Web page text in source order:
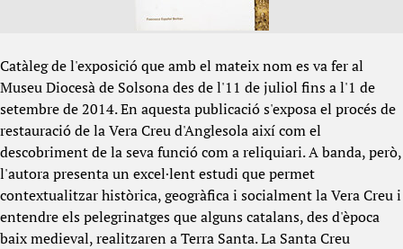
Catàleg de l'exposició que amb el mateix nom es va fer al
Museu Diocesà de Solsona des de l'11 de juliol fins a l'1 de
setembre de 2014. En aquesta publicació s'exposa el procés de
restauració de la Vera Creu d'Anglesola així com el
descobriment de la seva funció com a reliquiari. A banda, però,
l'autora presenta un excel·lent estudi que permet
contextualitzar històrica, geogràfica i socialment la Vera Creu i
entendre els pelegrinatges que alguns catalans, des d'època
baix medieval, realitzaren a Terra Santa. La Santa Creu